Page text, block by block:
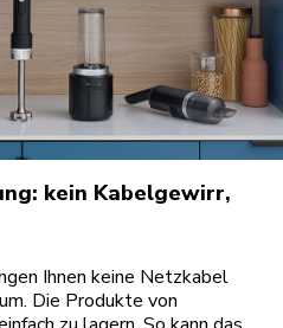
kein Kabelgewirr,
Ihnen keine Netzkabel
Die Produkte von